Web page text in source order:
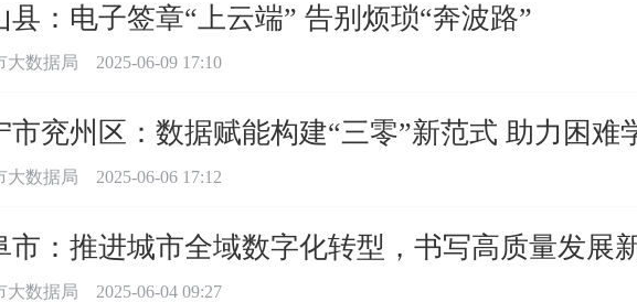
县：电子签章“上云端” 告别烦琐“奔波路”
大数据局 2025-06-09 17:10
市兖州区：数据赋能构建“三零”新范式 助力困难
大数据局 2025-06-06 17:12
市：推进城市全域数字化转型，书写高质量发展
大数据局 2025-06-04 09:27